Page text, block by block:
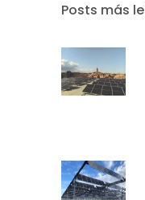
Posts más